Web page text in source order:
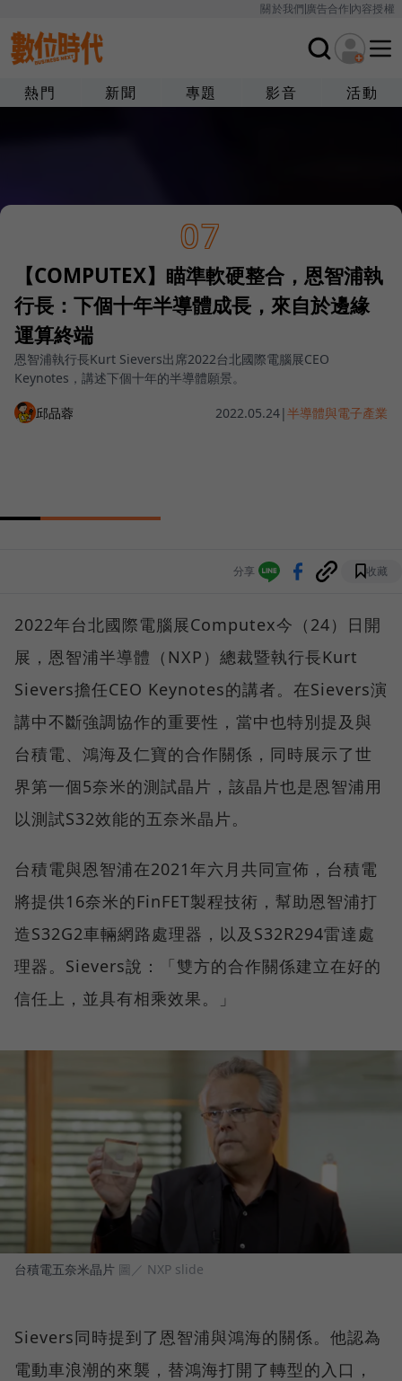
關於我們廣告合作內容授權
熱門 新聞 專題 影音 活動
07
【COMPUTEX】瞄準軟硬整合，恩智浦執
行長：下個十年半導體成長，來自於邊緣
運算終端
恩智浦執行長Kurt Sievers出席2022台北國際電腦展CEO
Keynotes，講述下個十年的半導體願景。
邱品蓉 2022.05.24|半導體與電子產業
分享 收藏
2022年台北國際電腦展Computex今（24）日開
展，恩智浦半導體（NXP）總裁暨執行長Kurt
Sievers擔任CEO Keynotes的講者。在Sievers演
講中不斷強調協作的重要性，當中也特別提及與
台積電、鴻海及仁寶的合作關係，同時展示了世
界第一個5奈米的測試晶片，該晶片也是恩智浦用
以測試S32效能的五奈米晶片。
台積電與恩智浦在2021年六月共同宣佈，台積電
將提供16奈米的FinFET製程技術，幫助恩智浦打
造S32G2車輛網路處理器，以及S32R294雷達處
理器。Sievers說：「雙方的合作關係建立在好的
信任上，並具有相乘效果。」
台積電五奈米晶片 圖／ NXP slide
Sievers同時提到了恩智浦與鴻海的關係。他認為
電動車浪潮的來襲，替鴻海打開了轉型的入口，